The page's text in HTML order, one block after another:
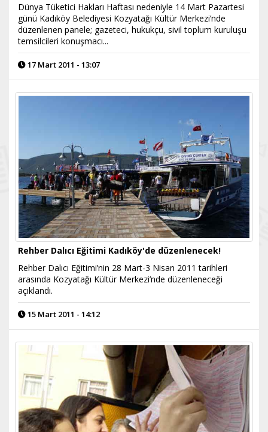
Dünya Tüketici Hakları Haftası nedeniyle 14 Mart Pazartesi
günü Kadıköy Belediyesi Kozyatağı Kültür Merkezi’nde
düzenlenen panele; gazeteci, hukukçu, sivil toplum kuruluşu
temsilcileri konuşmacı...
17 Mart 2011 - 13:07
Rehber Dalıcı Eğitimi Kadıköy'de düzenlenecek!
Rehber Dalıcı Eğitimi’nin 28 Mart-3 Nisan 2011 tarihleri
arasında Kozyatağı Kültür Merkezi’nde düzenleneceği
açıklandı.
15 Mart 2011 - 14:12